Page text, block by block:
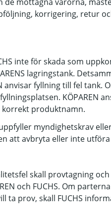
korrigering, retur
inte för skada som
lagringstank.
anvisar fyllning till fel tank.
KÖPAREN
produktnamn.
myndighetskrav
att avbryta eller inte
skall provtagning
och FUCHS. Om
ta prov, skall FUCHS